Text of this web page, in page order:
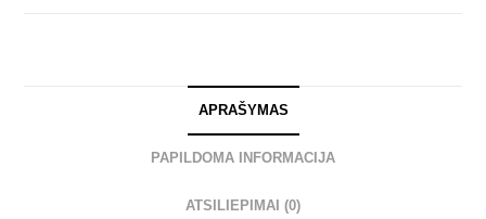
APRAŠYMAS
PAPILDOMA INFORMACIJA
ATSILIEPIMAI (0)